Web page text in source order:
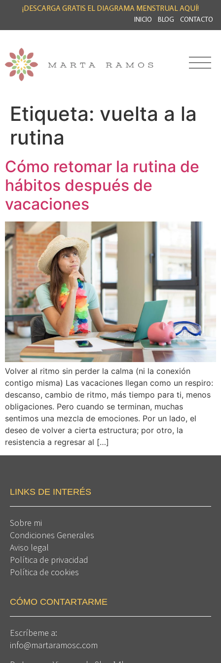
¡DESCARGA GRATIS EL DIAGRAMA MENSTRUAL AQUÍ!
INICIO BLOG CONTACTO
Etiqueta: vuelta a la
rutina
Cómo retomar la rutina de
hábitos después de
vacaciones
Volver al ritmo sin perder la calma (ni la conexión
contigo misma) Las vacaciones llegan como un respiro:
descanso, cambio de ritmo, más tiempo para ti, menos
obligaciones. Pero cuando se terminan, muchas
sentimos una mezcla de emociones. Por un lado, el
deseo de volver a cierta estructura; por otro, la
resistencia a regresar al […]
LINKS DE INTERÉS
Sobre mi
Condiciones Generales
Aviso legal
Política de privacidad
Política de cookies
CÓMO CONTARTARME
Escríbeme a:
info@martaramosc.com